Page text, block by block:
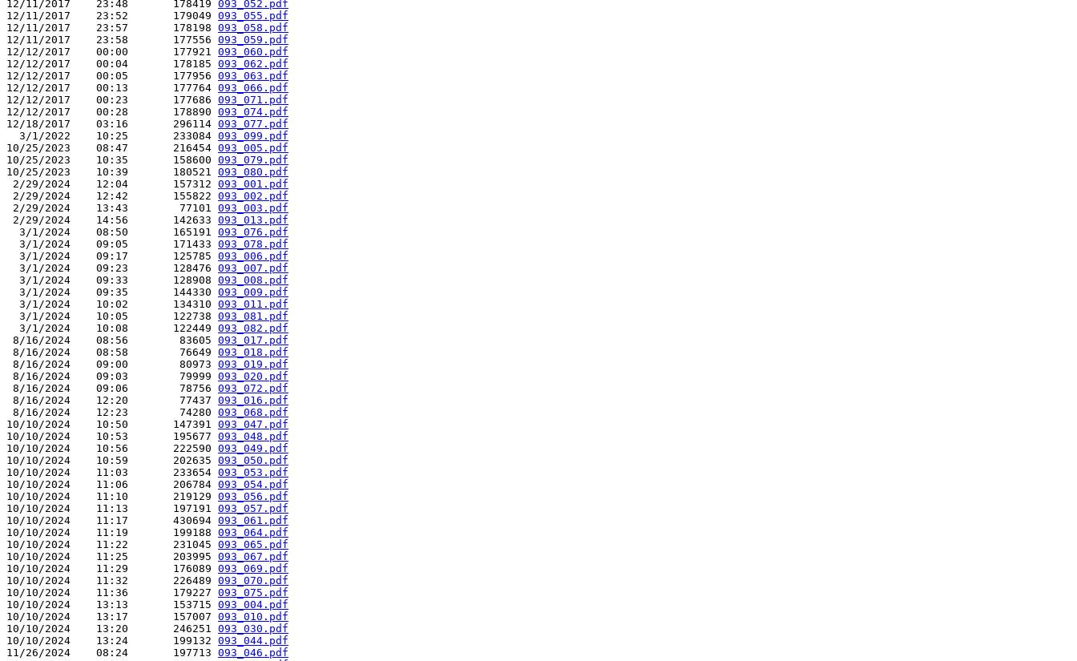
12/11/2017    23:48       178419 093_052.pdf
12/11/2017    23:52       179049 093_055.pdf
12/11/2017    23:57       178198 093_058.pdf
12/11/2017    23:58       177556 093_059.pdf
12/12/2017    00:00       177921 093_060.pdf
12/12/2017    00:04       178185 093_062.pdf
12/12/2017    00:05       177956 093_063.pdf
12/12/2017    00:13       177764 093_066.pdf
12/12/2017    00:23       177686 093_071.pdf
12/12/2017    00:28       178890 093_074.pdf
12/18/2017    03:16       296114 093_077.pdf
3/1/2022    10:25       233084 093_099.pdf
10/25/2023    08:47       216454 093_005.pdf
10/25/2023    10:35       158600 093_079.pdf
10/25/2023    10:39       180521 093_080.pdf
2/29/2024    12:04       157312 093_001.pdf
2/29/2024    12:42       155822 093_002.pdf
2/29/2024    13:43        77101 093_003.pdf
2/29/2024    14:56       142633 093_013.pdf
3/1/2024    08:50       165191 093_076.pdf
3/1/2024    09:05       171433 093_078.pdf
3/1/2024    09:17       125785 093_006.pdf
3/1/2024    09:23       128476 093_007.pdf
3/1/2024    09:33       128908 093_008.pdf
3/1/2024    09:35       144330 093_009.pdf
3/1/2024    10:02       134310 093_011.pdf
3/1/2024    10:05       122738 093_081.pdf
3/1/2024    10:08       122449 093_082.pdf
8/16/2024    08:56        83605 093_017.pdf
8/16/2024    08:58        76649 093_018.pdf
8/16/2024    09:00        80973 093_019.pdf
8/16/2024    09:03        79999 093_020.pdf
8/16/2024    09:06        78756 093_072.pdf
8/16/2024    12:20        77437 093_016.pdf
8/16/2024    12:23        74280 093_068.pdf
10/10/2024    10:50       147391 093_047.pdf
10/10/2024    10:53       195677 093_048.pdf
10/10/2024    10:56       222590 093_049.pdf
10/10/2024    10:59       202635 093_050.pdf
10/10/2024    11:03       233654 093_053.pdf
10/10/2024    11:06       206784 093_054.pdf
10/10/2024    11:10       219129 093_056.pdf
10/10/2024    11:13       197191 093_057.pdf
10/10/2024    11:17       430694 093_061.pdf
10/10/2024    11:19       199188 093_064.pdf
10/10/2024    11:22       231045 093_065.pdf
10/10/2024    11:25       203995 093_067.pdf
10/10/2024    11:29       176089 093_069.pdf
10/10/2024    11:32       226489 093_070.pdf
10/10/2024    11:36       179227 093_075.pdf
10/10/2024    13:13       153715 093_004.pdf
10/10/2024    13:17       157007 093_010.pdf
10/10/2024    13:20       246251 093_030.pdf
10/10/2024    13:24       199132 093_044.pdf
11/26/2024    08:24       197713 093_046.pdf